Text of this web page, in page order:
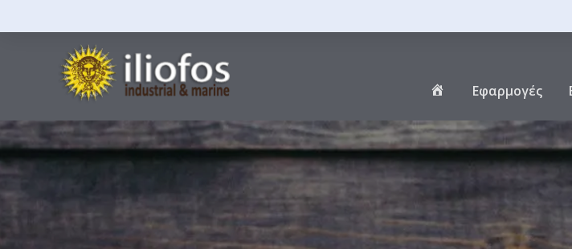
ΑρχικήΕφαρμογές